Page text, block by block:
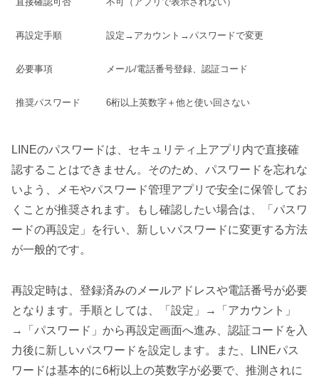
再設定手順 設定→アカウント→パスワードで変更
必要事項 メール/電話番号登録、認証コード
推奨パスワード 6桁以上英数字＋他と使い回さない
LINEのパスワードは、セキュリティ上アプリ内で直接確
認することはできません。そのため、パスワードを忘れな
いよう、メモやパスワード管理アプリで安全に保管してお
くことが推奨されます。もし確認したい場合は、「パスワ
ードの再設定」を行い、新しいパスワードに変更する方法
が一般的です。
再設定時は、登録済みのメールアドレスや電話番号が必要
となります。手順としては、「設定」→「アカウント」
→「パスワード」から再設定画面へ進み、認証コードを入
力後に新しいパスワードを設定します。また、LINEパス
ワードは基本的に6桁以上の英数字が必要で、推測されに